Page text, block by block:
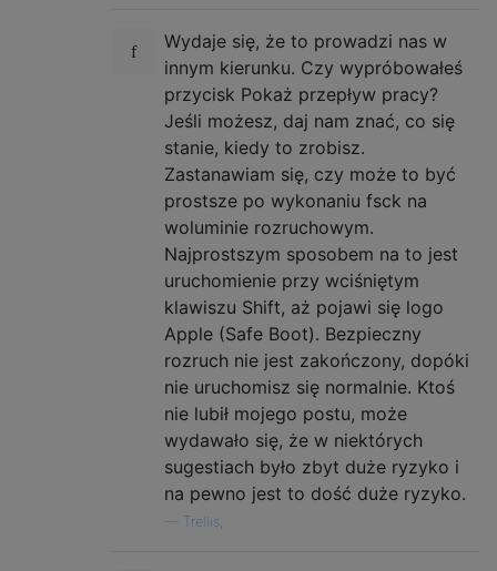
Wydaje się, że to prowadzi nas w
innym kierunku. Czy wypróbowałeś
przycisk Pokaż przepływ pracy?
Jeśli możesz, daj nam znać, co się
stanie, kiedy to zrobisz.
Zastanawiam się, czy może to być
prostsze po wykonaniu fsck na
woluminie rozruchowym.
Najprostszym sposobem na to jest
uruchomienie przy wciśniętym
klawiszu Shift, aż pojawi się logo
Apple (Safe Boot). Bezpieczny
rozruch nie jest zakończony, dopóki
nie uruchomisz się normalnie. Ktoś
nie lubił mojego postu, może
wydawało się, że w niektórych
sugestiach było zbyt duże ryzyko i
na pewno jest to dość duże ryzyko.
Trellis,